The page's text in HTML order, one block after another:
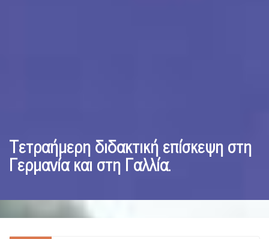
Τετραήμερη διδακτική επίσκεψη στη
Γερμανία και στη Γαλλία.